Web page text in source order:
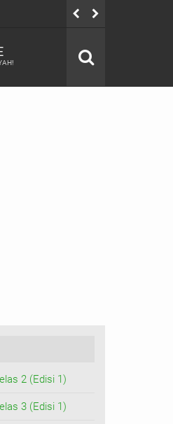
2 (Edisi 1)
3 (Edisi 1)